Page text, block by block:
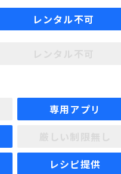
レンタル不可
専用アプリ
レシピ提供